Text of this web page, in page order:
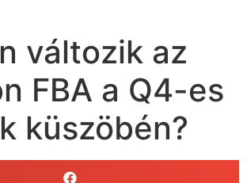
változik az
FBA a Q4-es
küszöbén?